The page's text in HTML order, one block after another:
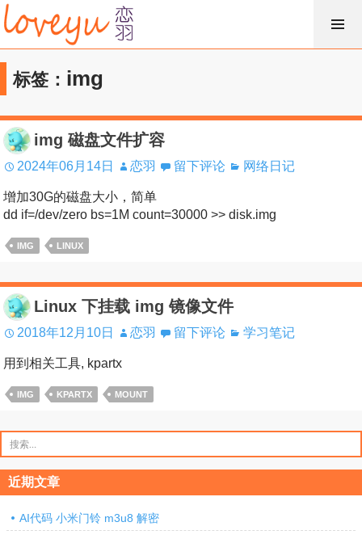
跳
过
内
容标签： img
img 磁盘文件扩容
2024年06月14日 恋羽 留下评论 网络日记
增加30G的磁盘大小，简单
dd if=/dev/zero bs=1M count=30000 >> disk.img
IMG LINUX
Linux 下挂载 img 镜像文件
2018年12月10日 恋羽 留下评论 学习笔记
用到相关工具, kpartx
IMG KPARTX MOUNT
索：
近期文章
AI代码 小米门铃 m3u8 解密